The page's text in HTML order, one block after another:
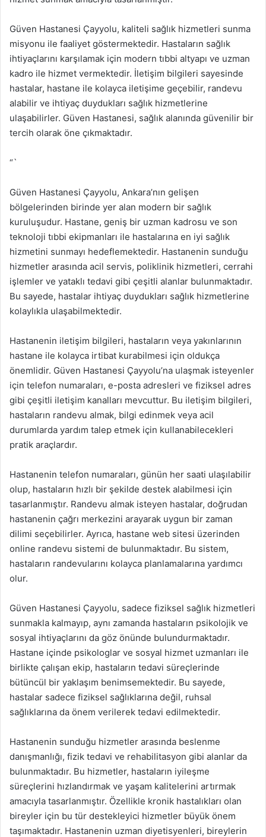
Güven Hastanesi Çayyolu, kaliteli sağlık hizmetleri sunma
misyonu ile faaliyet göstermektedir. Hastaların sağlık
ihtiyaçlarını karşılamak için modern tıbbi altyapı ve uzman
kadro ile hizmet vermektedir. İletişim bilgileri sayesinde
hastalar, hastane ile kolayca iletişime geçebilir, randevu
alabilir ve ihtiyaç duydukları sağlık hizmetlerine
ulaşabilirler. Güven Hastanesi, sağlık alanında güvenilir bir
tercih olarak öne çıkmaktadır.
“`
Güven Hastanesi Çayyolu, Ankara’nın gelişen
bölgelerinden birinde yer alan modern bir sağlık
kuruluşudur. Hastane, geniş bir uzman kadrosu ve son
teknoloji tıbbi ekipmanları ile hastalarına en iyi sağlık
hizmetini sunmayı hedeflemektedir. Hastanenin sunduğu
hizmetler arasında acil servis, poliklinik hizmetleri, cerrahi
işlemler ve yataklı tedavi gibi çeşitli alanlar bulunmaktadır.
Bu sayede, hastalar ihtiyaç duydukları sağlık hizmetlerine
kolaylıkla ulaşabilmektedir.
Hastanenin iletişim bilgileri, hastaların veya yakınlarının
hastane ile kolayca irtibat kurabilmesi için oldukça
önemlidir. Güven Hastanesi Çayyolu’na ulaşmak isteyenler
için telefon numaraları, e-posta adresleri ve fiziksel adres
gibi çeşitli iletişim kanalları mevcuttur. Bu iletişim bilgileri,
hastaların randevu almak, bilgi edinmek veya acil
durumlarda yardım talep etmek için kullanabilecekleri
pratik araçlardır.
Hastanenin telefon numaraları, günün her saati ulaşılabilir
olup, hastaların hızlı bir şekilde destek alabilmesi için
tasarlanmıştır. Randevu almak isteyen hastalar, doğrudan
hastanenin çağrı merkezini arayarak uygun bir zaman
dilimi seçebilirler. Ayrıca, hastane web sitesi üzerinden
online randevu sistemi de bulunmaktadır. Bu sistem,
hastaların randevularını kolayca planlamalarına yardımcı
olur.
Güven Hastanesi Çayyolu, sadece fiziksel sağlık hizmetleri
sunmakla kalmayıp, aynı zamanda hastaların psikolojik ve
sosyal ihtiyaçlarını da göz önünde bulundurmaktadır.
Hastane içinde psikologlar ve sosyal hizmet uzmanları ile
birlikte çalışan ekip, hastaların tedavi süreçlerinde
bütüncül bir yaklaşım benimsemektedir. Bu sayede,
hastalar sadece fiziksel sağlıklarına değil, ruhsal
sağlıklarına da önem verilerek tedavi edilmektedir.
Hastanenin sunduğu hizmetler arasında beslenme
danışmanlığı, fizik tedavi ve rehabilitasyon gibi alanlar da
bulunmaktadır. Bu hizmetler, hastaların iyileşme
süreçlerini hızlandırmak ve yaşam kalitelerini artırmak
amacıyla tasarlanmıştır. Özellikle kronik hastalıkları olan
bireyler için bu tür destekleyici hizmetler büyük önem
taşımaktadır. Hastanenin uzman diyetisyenleri, bireylerin